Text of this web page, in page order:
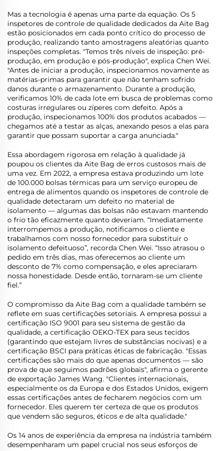
Mas a tecnologia é apenas uma parte da equação. Os 5
inspetores de controle de qualidade dedicados da Aite Bag
estão posicionados em cada ponto crítico do processo de
produção, realizando tanto amostragens aleatórias quanto
inspeções completas. "Temos três níveis de inspeção: pré-
produção, em produção e pós-produção", explica Chen Wei.
"Antes de iniciar a produção, inspecionamos novamente as
matérias-primas para garantir que não tenham sofrido
danos durante o armazenamento. Durante a produção,
verificamos 10% de cada lote em busca de problemas como
costuras irregulares ou zíperes com defeito. Após a
produção, inspecionamos 100% dos produtos acabados —
chegamos até a testar as alças, anexando pesos a elas para
garantir que possam suportar a carga anunciada."
Essa abordagem rigorosa em relação à qualidade já
poupou os clientes da Aite Bag de erros custosos mais de
uma vez. Em 2022, a empresa estava produzindo um lote
de 100.000 bolsas térmicas para um serviço europeu de
entrega de alimentos quando os inspetores de controle de
qualidade detectaram um defeito no material de
isolamento — algumas das bolsas não estavam mantendo
o frio tão eficazmente quanto deveriam. “Imediatamente
interrompemos a produção, notificamos o cliente e
trabalhamos com nosso fornecedor para substituir o
isolamento defeituoso”, recorda Chen Wei. “Isso atrasou o
pedido em três dias, mas oferecemos ao cliente um
desconto de 7% como compensação, e eles apreciaram
nossa honestidade. Desde então, tornaram-se um cliente
fiel.”
O compromisso da Aite Bag com a qualidade também se
reflete em suas certificações setoriais. A empresa possui a
certificação ISO 9001 para seu sistema de gestão da
qualidade, a certificação OEKO-TEX para seus tecidos
(garantindo que estejam livres de substâncias nocivas) e a
certificação BSCI para práticas éticas de fabricação. "Essas
certificações são mais do que apenas documentos — são
prova de que seguimos padrões globais", afirma o gerente
de exportação James Wang. "Clientes internacionais,
especialmente os da Europa e dos Estados Unidos, exigem
essas certificações antes de fecharem negócios com um
fornecedor. Eles querem ter certeza de que os produtos
que vendem são seguros, éticos e de alta qualidade."
Os 14 anos de experiência da empresa na indústria também
desempenharam um papel crucial nos seus esforços de